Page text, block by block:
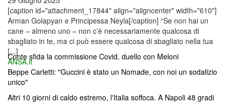
[caption id="attachment_17844" align="aligncenter" width="610"]
Arman Golapyan e Principessa Neyla[/caption] “Se non hai un
cane – almeno uno – non c’è necessariamente qualcosa di
sbagliato in te, ma ci può essere qualcosa di sbagliato nella tua
[...]
ANSA.it
Conte sfida la commissione Covid, duello con Meloni
Beppe Carletti: "Guccini è stato un Nomade, con noi un sodalizio
unico"
Altri 10 giorni di caldo estremo, l'Italia soffoca. A Napoli 48 gradi